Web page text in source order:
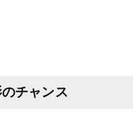
チャンス